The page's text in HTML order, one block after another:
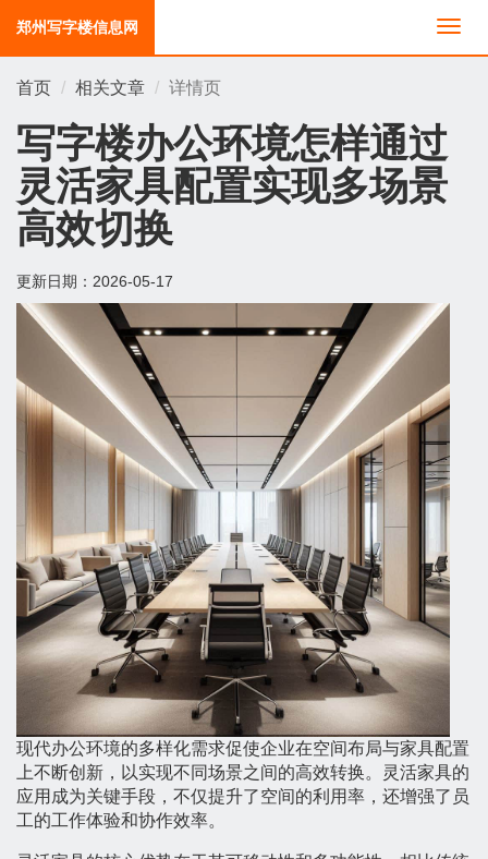
切
换
郑州写字楼信息网
首页 相关文章 详情页
写字楼办公环境怎样通过
灵活家具配置实现多场景
高效切换
更新日期： 2026-05-17
现代办公环境的多样化需求促使企业在空间布局与家具配置
上不断创新，以实现不同场景之间的高效转换。灵活家具的
应用成为关键手段，不仅提升了空间的利用率，还增强了员
工的工作体验和协作效率。